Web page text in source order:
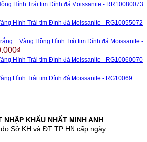
Hình Trái tim Đính đá Moissanite - RR10080073
Hình Trái tim Đính đá Moissanite - RG10055072
+ Vàng Hồng Hình Trái tim Đính đá Moissanite -
₫
Hình Trái tim Đính đá Moissanite - RG10060070
Hình Trái tim Đính đá Moissanite - RG10069
NHẬP KHẨU NHẤT MINH ANH
Sở KH và ĐT TP HN cấp ngày